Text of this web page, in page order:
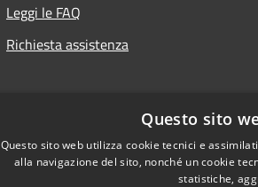
Leggi le FAQ
Richiesta assistenza
Questo sito
Questo sito web utilizza cookie tecnici e
alla navigazione del sito, nonché un cookie
statistiche,